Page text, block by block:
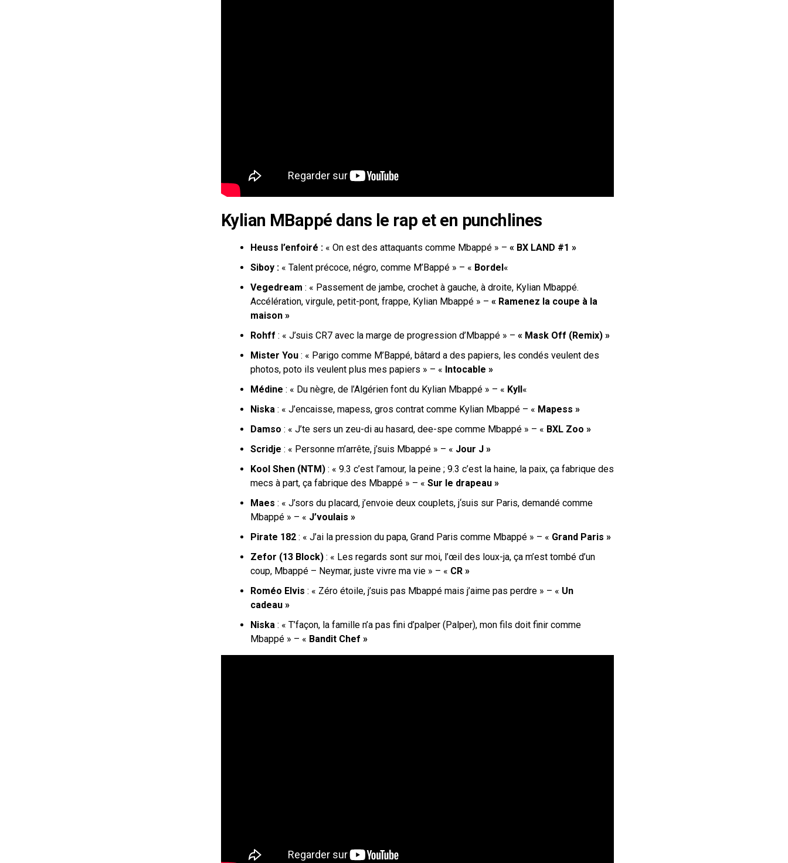
Kylian MBappé dans le rap et en punchlines
Heuss l’enfoiré : « On est des attaquants comme Mbappé » – « BX LAND #1 »
Siboy : « Talent précoce, négro, comme M’Bappé » – « Bordel«
Vegedream : « Passement de jambe, crochet à gauche, à droite, Kylian Mbappé.
Accélération, virgule, petit-pont, frappe, Kylian Mbappé » – « Ramenez la coupe à la
maison »
Rohff : « J’suis CR7 avec la marge de progression d’Mbappé » – « Mask Off (Remix) »
Mister You : « Parigo comme M’Bappé, bâtard a des papiers, les condés veulent des
photos, poto ils veulent plus mes papiers » – « Intocable »
Médine : « Du nègre, de l’Algérien font du Kylian Mbappé » – « Kyll«
Niska : « J’encaisse, mapess, gros contrat comme Kylian Mbappé – « Mapess »
Damso : « J’te sers un zeu-di au hasard, dee-spe comme Mbappé » – « BXL Zoo »
Scridje : « Personne m’arrête, j’suis Mbappé » – « Jour J »
Kool Shen (NTM) : « 9.3 c’est l’amour, la peine ; 9.3 c’est la haine, la paix, ça fabrique des
mecs à part, ça fabrique des Mbappé » – « Sur le drapeau »
Maes : « J’sors du placard, j’envoie deux couplets, j‘suis sur Paris, demandé comme
Mbappé » – « J’voulais »
Pirate 182 : « J’ai la pression du papa, Grand Paris comme Mbappé » – « Grand Paris »
Zefor (13 Block) : « Les regards sont sur moi, l’œil des loux-ja, ça m’est tombé d’un
coup, Mbappé – Neymar, juste vivre ma vie » – « CR »
Roméo Elvis : « Zéro étoile, j’suis pas Mbappé mais j’aime pas perdre » – « Un
cadeau »
Niska : « T’façon, la famille n’a pas fini d’palper (Palper), mon fils doit finir comme
Mbappé » – « Bandit Chef »